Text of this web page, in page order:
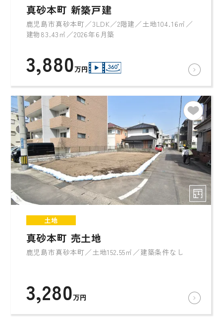
真砂本町 新築戸建
鹿児島市真砂本町／3LDK／2階建／土地104.16㎡／
建物83.43㎡／2026年6月築
3,880万円
土地
真砂本町 売土地
鹿児島市真砂本町／土地152.55㎡／建築条件なし
3,280万円